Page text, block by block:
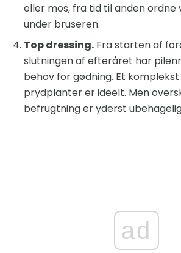
eller mos, fra tid til anden
under bruseren.
Top dressing. Fra starten af
slutningen af ​​efteråret har
behov for gødning. Et
prydplanter er ideelt. Men
befrugtning er yderst
ad